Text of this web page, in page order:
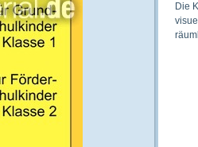
Die